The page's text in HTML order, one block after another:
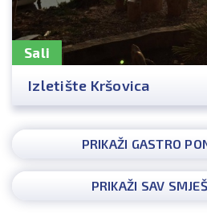
Sali
Izletište Kršovica
PRIKAŽI GASTRO
PRIKAŽI SAV